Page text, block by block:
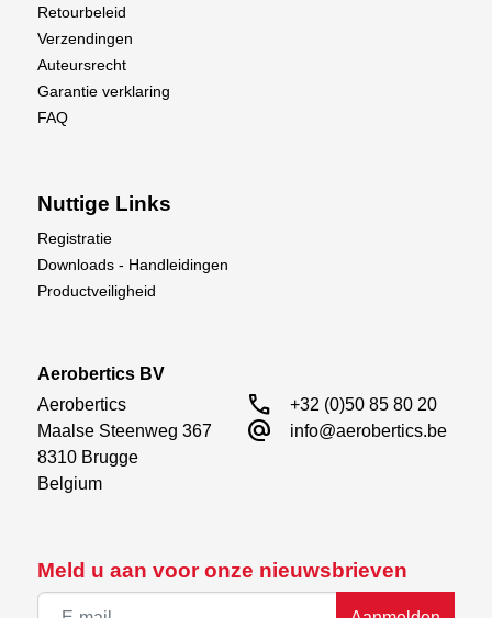
Meld u aan voor onze nieuwsbrieven
Retourbeleid
Verzendingen
Auteursrecht
Garantie verklaring
FAQ
Nuttige Links
Registratie
Downloads - Handleidingen
Productveiligheid
Aerobertics BV
Aerobertics
Maalse Steenweg 367
8310 Brugge
Belgium
call +32 (0)50 85 80 20
alternate_email info@aerobertics.be